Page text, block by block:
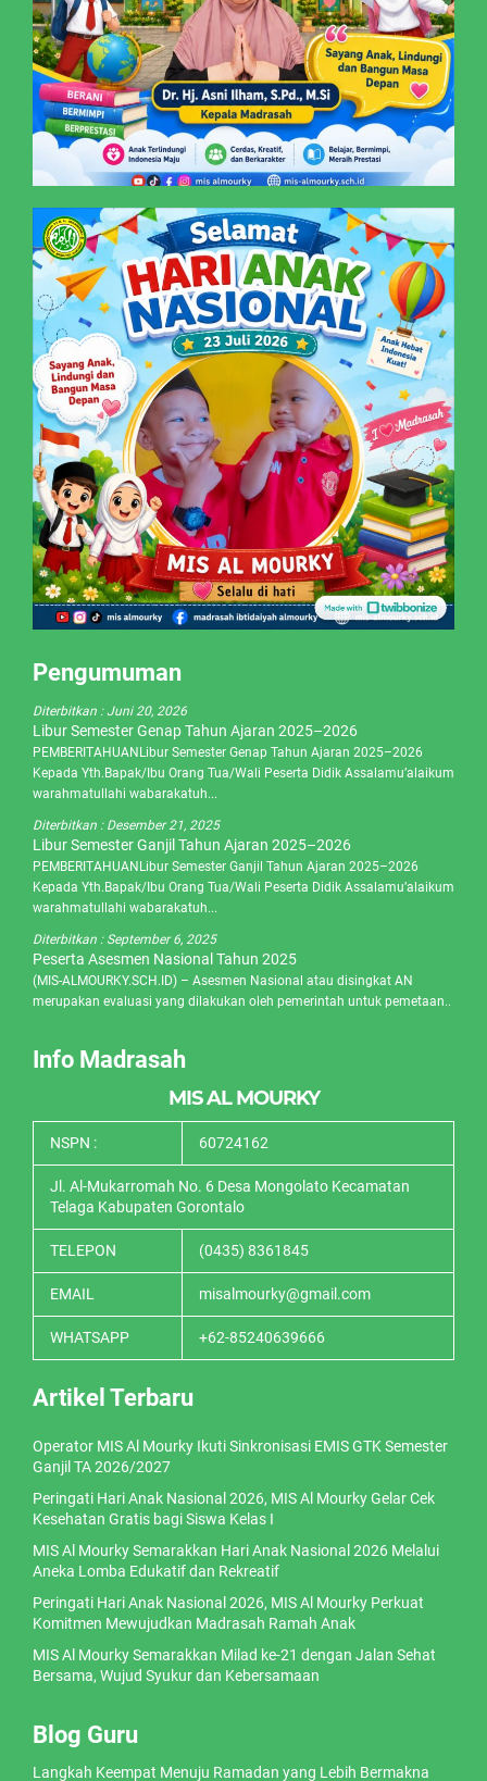
Pengumuman
Diterbitkan :Juni 20, 2026
Libur Semester Genap Tahun Ajaran 2025–2026
PEMBERITAHUANLibur Semester Genap Tahun Ajaran 2025–2026
Kepada Yth.Bapak/Ibu Orang Tua/Wali Peserta Didik Assalamu’alaikum
warahmatullahi wabarakatuh...
Diterbitkan : Desember 21, 2025
Libur Semester Ganjil Tahun Ajaran 2025–2026
PEMBERITAHUANLibur Semester Ganjil Tahun Ajaran 2025–2026
Kepada Yth.Bapak/Ibu Orang Tua/Wali Peserta Didik Assalamu’alaikum
warahmatullahi wabarakatuh...
Diterbitkan : September 6, 2025
Peserta Asesmen Nasional Tahun 2025
(MIS-ALMOURKY.SCH.ID) – Asesmen Nasional atau disingkat AN
merupakan evaluasi yang dilakukan oleh pemerintah untuk pemetaan..
Info Madrasah
MIS AL MOURKY
NSPN : 60724162
Jl. Al-Mukarromah No. 6 Desa Mongolato Kecamatan
Telaga Kabupaten Gorontalo
TELEPON (0435) 8361845
EMAIL misalmourky@gmail.com
WHATSAPP +62-85240639666
Artikel Terbaru
Operator MIS Al Mourky Ikuti Sinkronisasi EMIS GTK Semester
Ganjil TA 2026/2027
Peringati Hari Anak Nasional 2026, MIS Al Mourky Gelar Cek
Kesehatan Gratis bagi Siswa Kelas I
MIS Al Mourky Semarakkan Hari Anak Nasional 2026 Melalui
Aneka Lomba Edukatif dan Rekreatif
Peringati Hari Anak Nasional 2026, MIS Al Mourky Perkuat
Komitmen Mewujudkan Madrasah Ramah Anak
MIS Al Mourky Semarakkan Milad ke-21 dengan Jalan Sehat
Bersama, Wujud Syukur dan Kebersamaan
Blog Guru
Langkah Keempat Menuju Ramadan yang Lebih Bermakna